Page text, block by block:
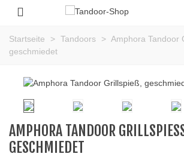
Startseite > Tandoors > Amphora Tandoor
geschmiedet
AMPHORA TANDOOR GRILLSPIESS,
ESCHMIEDET